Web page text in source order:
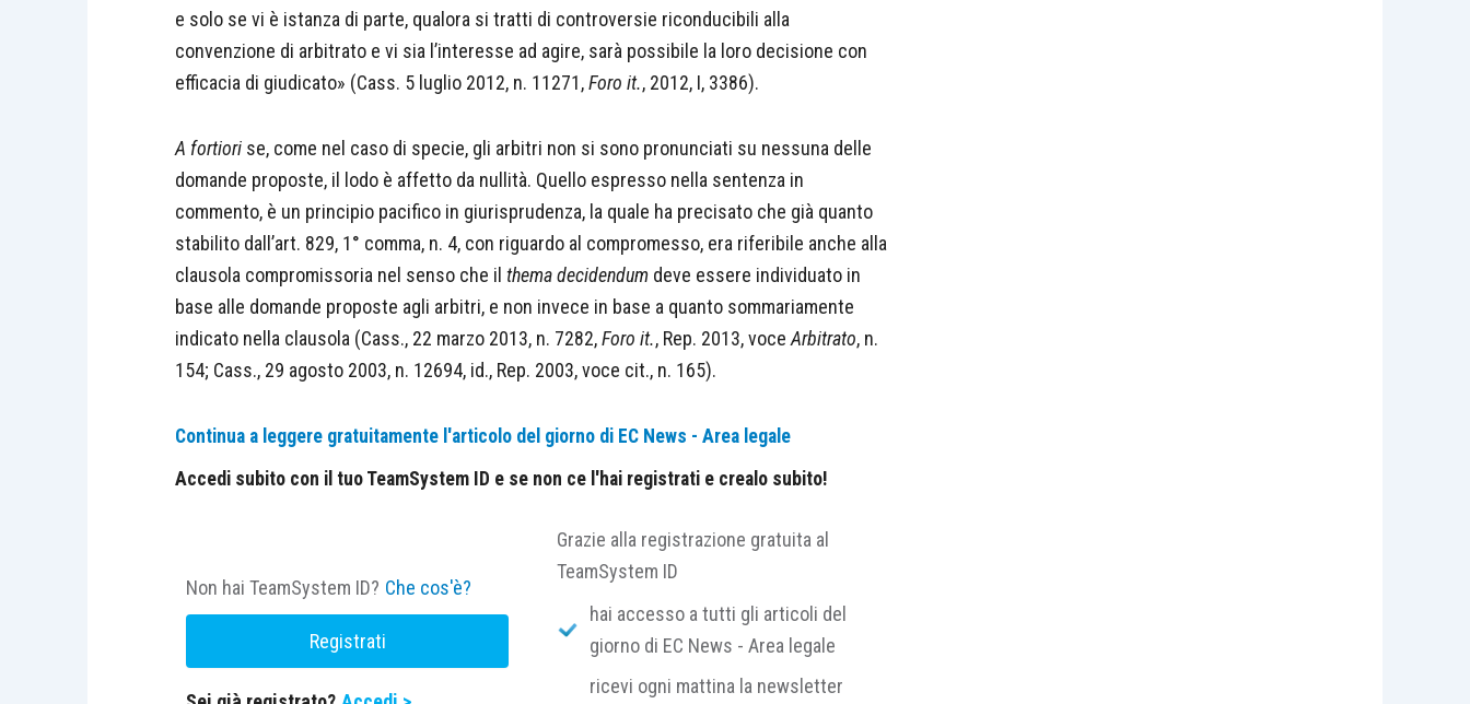
e solo se vi è istanza di parte, qualora si tratti di controversie riconducibili alla
convenzione di arbitrato e vi sia l’interesse ad agire, sarà possibile la loro decisione con
efficacia di giudicato» (Cass. 5 luglio 2012, n. 11271,Foro it., 2012, I, 3386).
A fortiori se, come nel caso di specie, gli arbitri non si sono pronunciati su nessuna delle
domande proposte, il lodo è affetto da nullità. Quello espresso nella sentenza in
commento, è un principio pacifico in giurisprudenza, la quale ha precisato che già quanto
stabilito dall’art. 829, 1° comma, n. 4, con riguardo al compromesso, era riferibile anche alla
clausola compromissoria nel senso che il thema decidendum deve essere individuato in
base alle domande proposte agli arbitri, e non invece in base a quanto sommariamente
indicato nella clausola (Cass., 22 marzo 2013, n. 7282,Foro it., Rep. 2013, voce Arbitrato, n.
154; Cass., 29 agosto 2003, n. 12694, id., Rep. 2003, voce cit., n. 165).
Continua a leggere gratuitamente l'articolo del giorno di EC News - Area legale
Accedi subito con il tuo TeamSystem ID e se non ce l'hai registrati e crealo subito!
Non hai TeamSystem ID? Che cos'è?
Registrati
Grazie alla registrazione gratuita al
TeamSystem ID
hai accesso a tutti gli articoli del
giorno di EC News - Area legale
ricevi ogni mattina la newsletter